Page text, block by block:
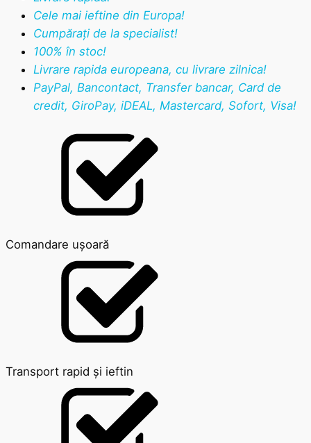
Cele mai ieftine din Europa!
Cumpărați de la specialist!
100% în stoc!
Livrare rapida europeana, cu livrare zilnica!
PayPal, Bancontact, Transfer bancar, Card de
credit, GiroPay, iDEAL, Mastercard, Sofort, Visa!
Comandare ușoară
Transport rapid și ieftin